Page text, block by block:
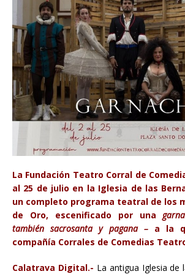
La Fundación Teatro Corral de
al 25 de julio en la Iglesia de las
un completo programa teatral de los
de Oro, escenificado por una
también sacrosanta y pagana – a la
compañía Corrales de Comedias
Calatrava Digital.- La antigua Iglesia de